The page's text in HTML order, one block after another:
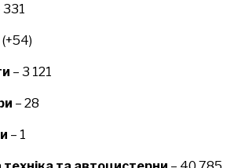
331
– 3 121
– 28
– 1